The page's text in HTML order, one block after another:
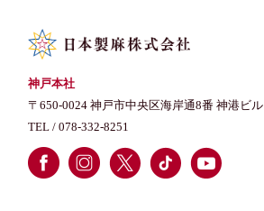
神戸本社
〒650-0024 神戸市中央区海岸通8番 神港ビル
TEL /078-332-8251